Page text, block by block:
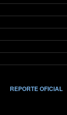
REPORTE OFICIAL